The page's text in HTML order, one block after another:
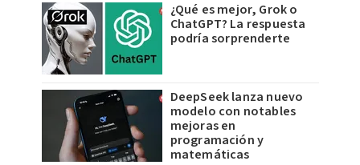
¿Qué es mejor, Grok o
ChatGPT? La respuesta
podría sorprenderte
DeepSeek lanza nuevo
modelo con notables
mejoras en
programación y
matemáticas